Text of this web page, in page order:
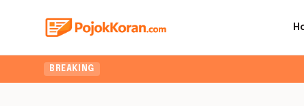
BREAKING